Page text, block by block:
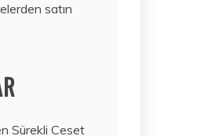
satın
Sürekli Ceset